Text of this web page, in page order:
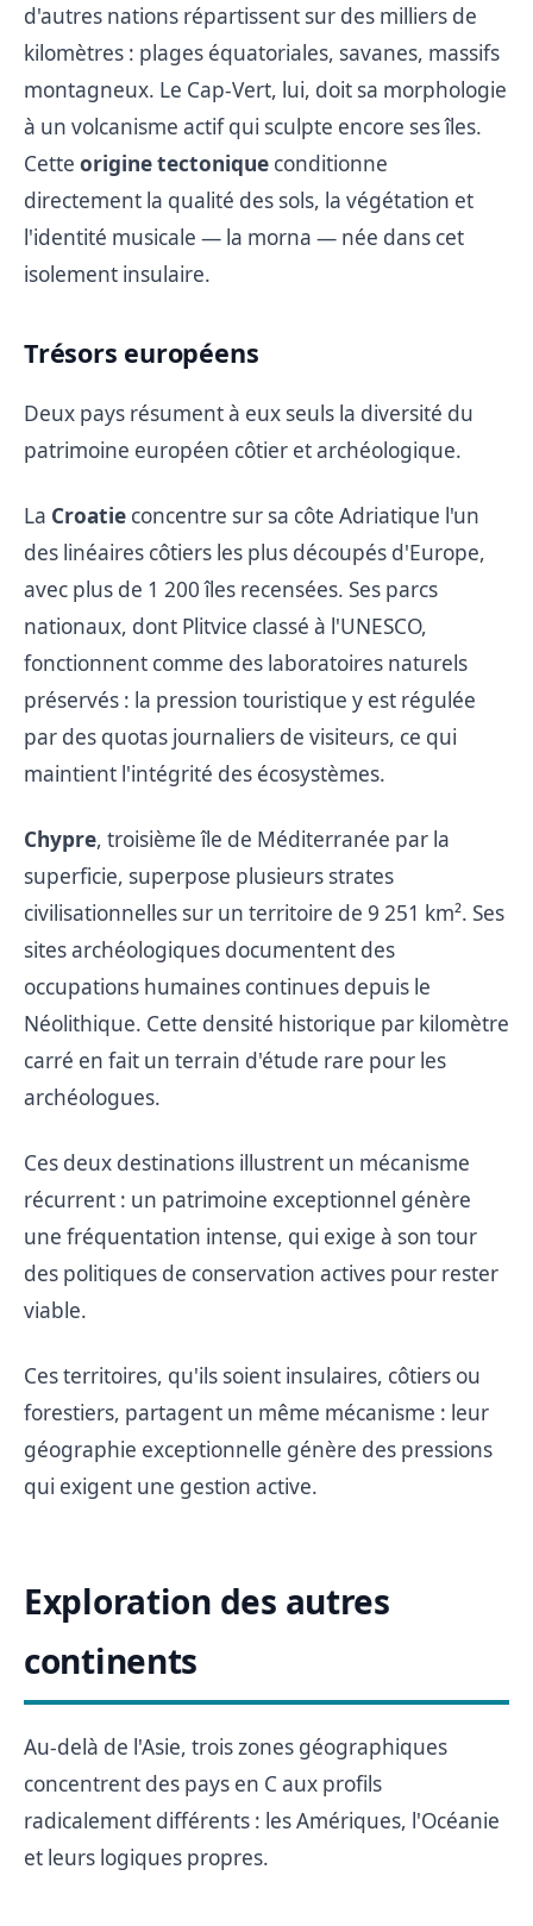
d'autres nations répartissent sur des milliers de
kilomètres : plages équatoriales, savanes, massifs
montagneux. Le Cap-Vert, lui, doit sa morphologie
à un volcanisme actif qui sculpte encore ses îles.
Cette origine tectonique conditionne
directement la qualité des sols, la végétation et
l'identité musicale — la morna — née dans cet
isolement insulaire.
Trésors européens
Deux pays résument à eux seuls la diversité du
patrimoine européen côtier et archéologique.
La Croatie concentre sur sa côte Adriatique l'un
des linéaires côtiers les plus découpés d'Europe,
avec plus de 1 200 îles recensées. Ses parcs
nationaux, dont Plitvice classé à l'UNESCO,
fonctionnent comme des laboratoires naturels
préservés : la pression touristique y est régulée
par des quotas journaliers de visiteurs, ce qui
maintient l'intégrité des écosystèmes.
Chypre, troisième île de Méditerranée par la
superficie, superpose plusieurs strates
civilisationnelles sur un territoire de 9 251 km². Ses
sites archéologiques documentent des
occupations humaines continues depuis le
Néolithique. Cette densité historique par kilomètre
carré en fait un terrain d'étude rare pour les
archéologues.
Ces deux destinations illustrent un mécanisme
récurrent : un patrimoine exceptionnel génère
une fréquentation intense, qui exige à son tour
des politiques de conservation actives pour rester
viable.
Ces territoires, qu'ils soient insulaires, côtiers ou
forestiers, partagent un même mécanisme : leur
géographie exceptionnelle génère des pressions
qui exigent une gestion active.
Exploration des autres
continents
Au-delà de l'Asie, trois zones géographiques
concentrent des pays en C aux profils
radicalement différents : les Amériques, l'Océanie
et leurs logiques propres.